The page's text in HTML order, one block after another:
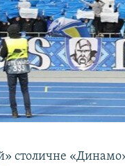
столичне